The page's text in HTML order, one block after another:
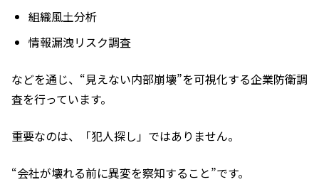
組織風土分析
情報漏洩リスク調査
などを通じ、“見えない内部崩壊”を可視化する企業防衛調
査を行っています。
重要なのは、「犯人探し」ではありません。
“会社が壊れる前に異変を察知すること”です。